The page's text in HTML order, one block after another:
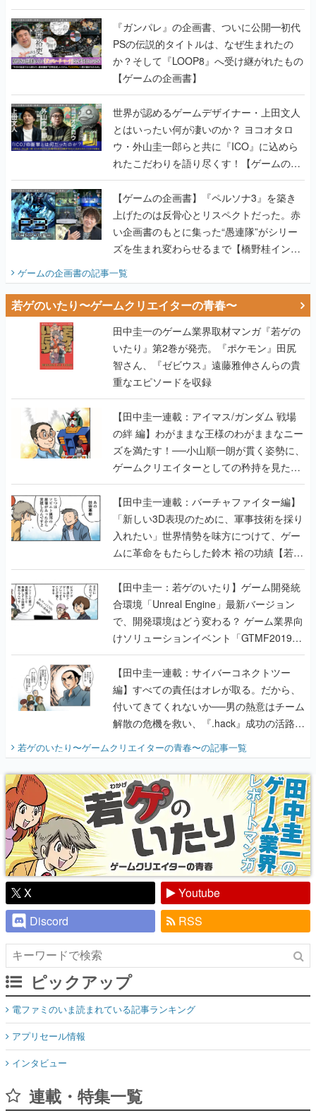
か？そして『LOOP8』へ受け継がれたもの
【ゲームの企画書】
世界が認めるゲームデザイナー・上田文人
とはいったい何が凄いのか？ ヨコオタロ
ウ・外山圭一郎らと共に『ICO』に込めら
れたこだわりを語り尽くす！【ゲームの企
画書】
【ゲームの企画書】『ペルソナ3』を築き
上げたのは反骨心とリスペクトだった。赤
い企画書のもとに集った“愚連隊”がシリー
ズを生まれ変わらせるまで【橋野桂インタ
ビュー】
ゲームの企画書の記事一覧
若ゲのいたり〜ゲームクリエイターの青春〜
田中圭一のゲーム業界取材マンガ『若ゲの
いたり』第2巻が発売。『ポケモン』田尻
智さん、『ゼビウス』遠藤雅伸さんらの貴
重なエピソードを収録
【田中圭一連載：アイマス/ガンダム 戦場
の絆 編】わがままな王様のわがままなニー
ズを満たす！──小山順一朗が貫く姿勢に、
ゲームクリエイターとしての矜持を見た
【若ゲのいたり最終回】
【田中圭一連載：バーチャファイター編】
「新しい3D表現のために、軍事技術を採り
入れたい」世界情勢を味方につけて、ゲー
ムに革命をもたらした鈴木 裕の功績【若ゲ
のいたり】
【田中圭一：若ゲのいたり】ゲーム開発統
合環境「Unreal Engine」最新バージョン
で、開発環境はどう変わる？ ゲーム業界向
けソリューションイベント「GTMF2019」
に行って、より理解を深めよう【PR】
【田中圭一連載：サイバーコネクトツー
編】すべての責任はオレが取る。だから、
付いてきてくれないか──男の熱意はチーム
解散の危機を救い、『.hack』成功の活路を
開く。業界の快男児・松山 洋に流れる血は
『少年ジャンプ』色だった【若ゲのいた
り】
若ゲのいたり〜ゲームクリエイターの青春〜の記事一覧
X
Youtube
Discord
RSS
ピックアップ
電ファミのいま読まれている記事ランキング
アプリセール情報
インタビュー
連載・特集一覧
くの人々に読まれた、電ファミ渾身の“殿堂入り”記事をまとめま
した。